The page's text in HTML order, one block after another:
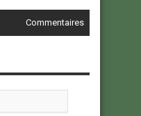
Commentaires